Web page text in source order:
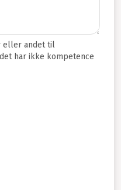
eller andet til
har ikke kompetence